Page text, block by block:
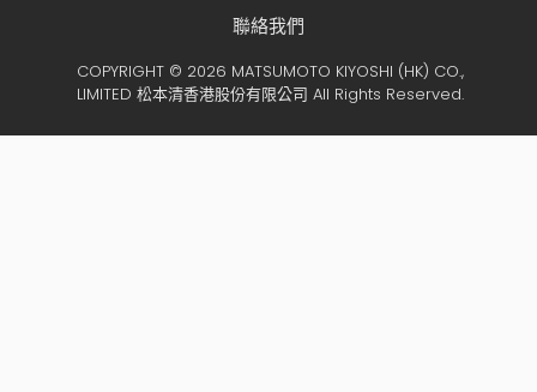
聯絡我們
COPYRIGHT © 2026 MATSUMOTO KIYOSHI (HK) CO.,
LIMITED 松本清香港股份有限公司 All Rights Reserved.